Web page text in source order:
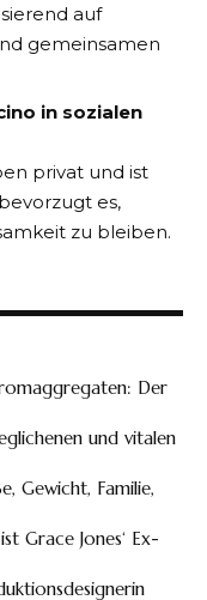
auf
gemeinsamen
in sozialen
privat und ist
es,
zu bleiben.
Der
und vitalen
Gewicht, Familie,
Grace Jones‘ Ex-